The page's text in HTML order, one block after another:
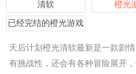
清软 橙光
已经完结的橙光游戏
天后计划橙光清软最新是一款剧
有挑战性，还会有各种冒险展开